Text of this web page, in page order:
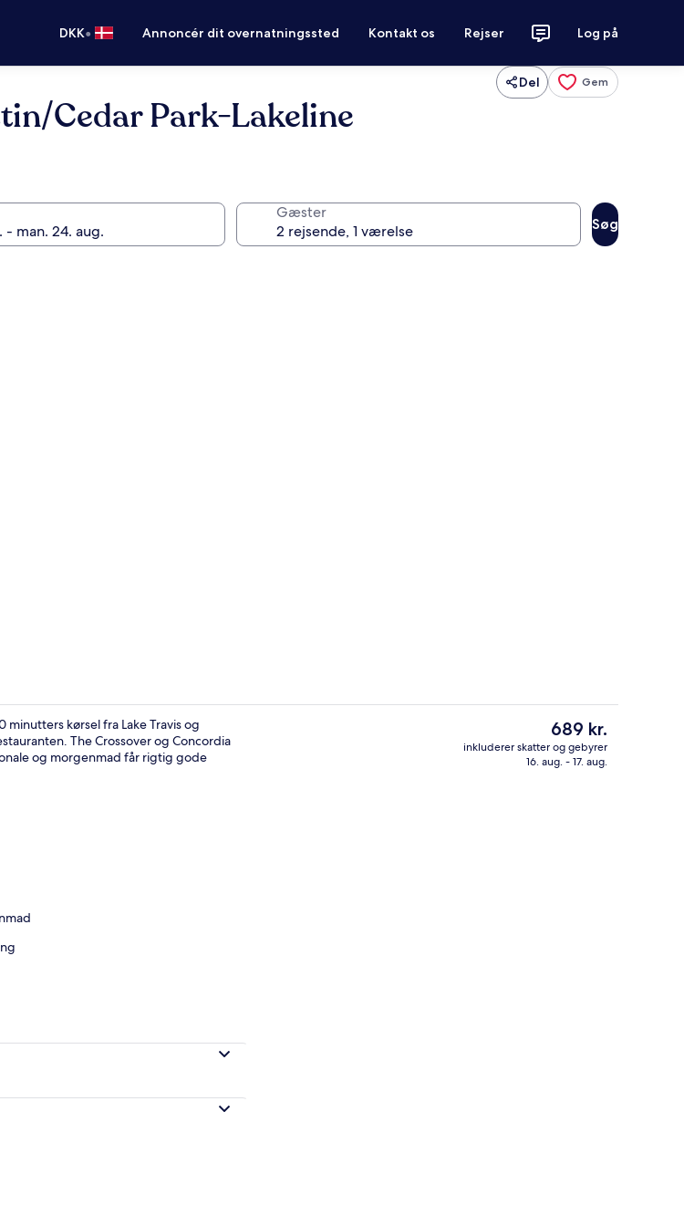
DKK• Annoncér dit overnatningssted Kontakt os Rejser Log på
Del Gem
Cedar Park-Lakeline
Gæster
Søg
Indendørs pool, åben fra kl. 06.00 til
kørsel fra Lake Travis og
The Crossover og Concordia
og morgenmad får rigtig gode
Den
nuværende
pris
689 kr.
inkluderer skatter og gebyrer
16. aug. - 17. aug.